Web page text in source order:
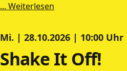
... Weiterlesen
Mi. | 28.10.2026 | 10:00 Uhr
Shake It Off!